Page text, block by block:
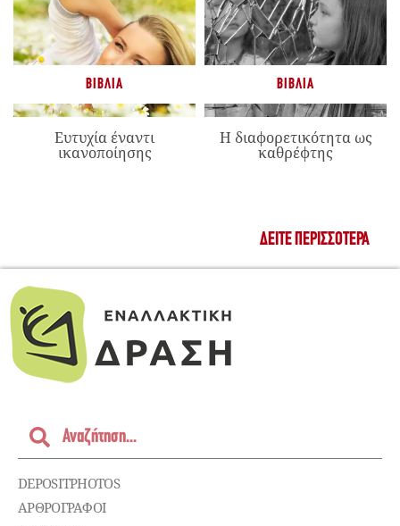
ΒΙΒΛΊΑ
Ευτυχία έναντι
ικανοποίησης
ΒΙΒΛΊΑ
Η διαφορετικότητα ως
καθρέφτης
ΔΕΊΤΕ ΠΕΡΙΣΣΌΤΕΡΑ
DEPOSITPHOTOS
ΑΡΘΡΟΓΡΑΦΟΙ